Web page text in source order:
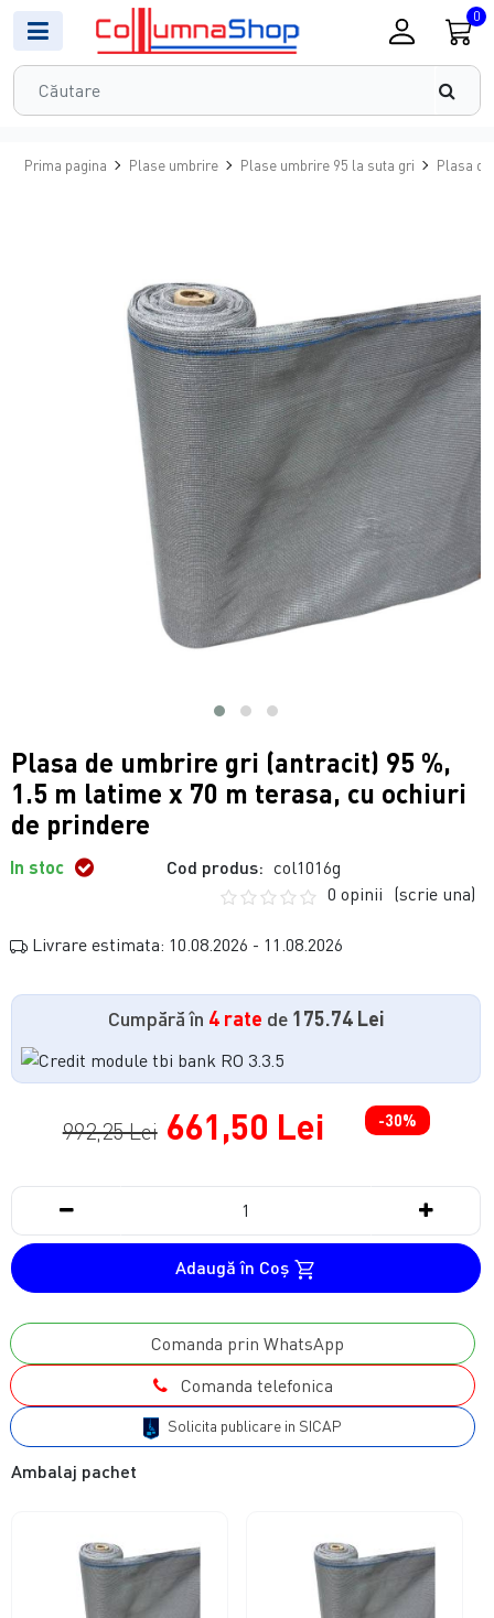
0
Prima pagina Plase umbrire Plase umbrire 95 la suta gri Plasa
Plasa de umbrire gri (antracit) 95 %,
1.5 m latime x 70 m terasa, cu ochiuri
de prindere
In stoc Cod produs: col1016g
0 opinii (scrie una)
Livrare estimata: 10.08.2026 - 11.08.2026
Cumpără în 4 rate de 175.74 Lei
992,25 Lei 661,50 Lei -30%
Adaugă în Coş
Comanda prin WhatsApp
Comanda telefonica
Solicita publicare in SICAP
Ambalaj pachet